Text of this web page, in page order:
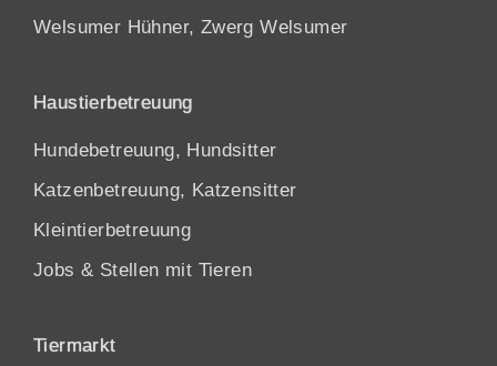
Welsumer Hühner, Zwerg Welsumer
Haustierbetreuung
Hundebetreuung, Hundsitter
Katzenbetreuung, Katzensitter
Kleintierbetreuung
Jobs & Stellen mit Tieren
Tiermarkt